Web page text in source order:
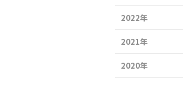
2022年
2021年
2020年